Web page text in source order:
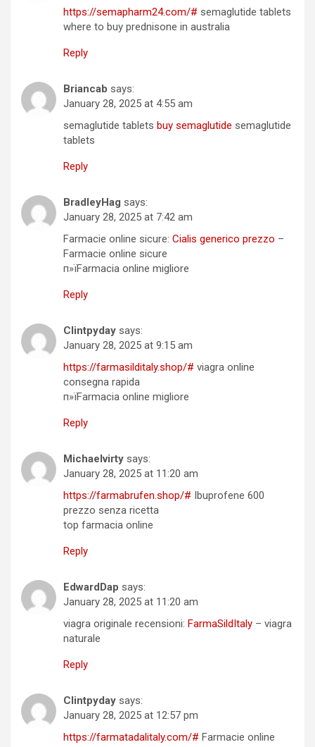
https://semapharm24.com/# semaglutide tablets
where to buy prednisone in australia
Reply
Briancab says:
January 28, 2025 at 4:55 am
semaglutide tablets buy semaglutide semaglutide
tablets
Reply
BradleyHag says:
January 28, 2025 at 7:42 am
Farmacie online sicure: Cialis generico prezzo –
Farmacie online sicure
п»їFarmacia online migliore
Reply
Clintpyday says:
January 28, 2025 at 9:15 am
https://farmasilditaly.shop/# viagra online
consegna rapida
п»їFarmacia online migliore
Reply
Michaelvirty says:
January 28, 2025 at 11:20 am
https://farmabrufen.shop/# Ibuprofene 600
prezzo senza ricetta
top farmacia online
Reply
EdwardDap says:
January 28, 2025 at 11:20 am
viagra originale recensioni: FarmaSildItaly – viagra
naturale
Reply
Clintpyday says:
January 28, 2025 at 12:57 pm
https://farmatadalitaly.com/# Farmacie online